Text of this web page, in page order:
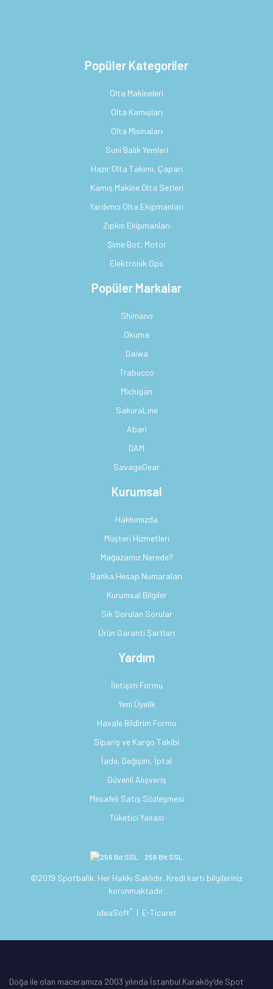
Popüler Kategoriler
Olta Makineleri
Olta Kamışları
Olta Misinaları
Suni Balık Yemleri
Hazır Olta Takımı, Çapari
Kamış Makine Olta Setleri
Yardımcı Olta Ekipmanları
Zıpkın Ekipmanları
Şime Bot, Motor
Elektronik Gps
Popüler Markalar
Shimano
Okuma
Daiwa
Trabucco
Michigan
SakuraLine
Abari
DAM
SavageGear
Kurumsal
Hakkımızda
Müşteri Hizmetleri
Mağazamız Nerede?
Banka Hesap Numaraları
Kurumsal Bilgiler
Sık Sorulan Sorular
Ürün Garanti Şartları
Yardım
İletişim Formu
Yeni Üyelik
Havale Bildirim Formu
Sipariş ve Kargo Takibi
İade, Değişim, İptal
Güvenli Alışveriş
Mesafeli Satış Sözleşmesi
Tüketici Yasası
256 Bit SSL
©2019 Spotbalik. Her Hakkı Saklıdır. Kredi kartı bilgileriniz
korunmaktadır.
IdeaSoft® | E-Ticaret
Doğa ile olan maceramıza 2003 yılında İstanbul Karaköy’de Spot